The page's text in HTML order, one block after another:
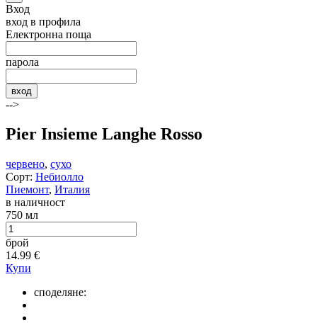
Вход
вход в профила
Електронна поща
парола
вход
-->
Pier Insieme Langhe Rosso
червено, сухо
Сорт: Небиолло
Пиемонт, Италия
в наличност
750 мл
брой
14.99 €
Купи
споделяне: